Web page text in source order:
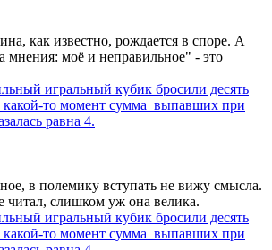
как известно, рождается в споре. А
мнения: моё и неправильное" - это
игральный кубик бросили десять
какой-то момент сумма выпавших при
равна 4.
в полемику вступать не вижу смысла.
читал, слишком уж она велика.
игральный кубик бросили десять
какой-то момент сумма выпавших при